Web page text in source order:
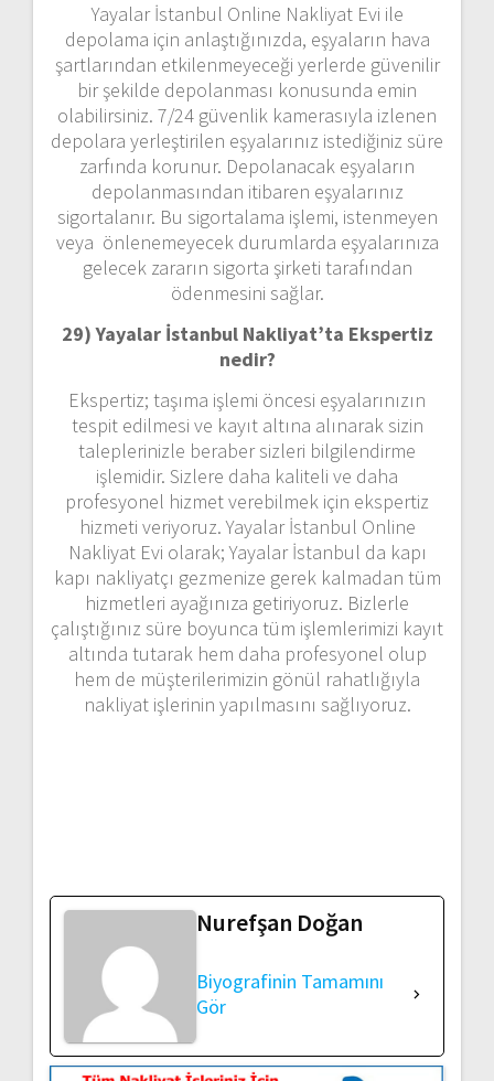
Yayalar İstanbul Online Nakliyat Evi ile
depolama için anlaştığınızda, eşyaların hava
şartlarından etkilenmeyeceği yerlerde güvenilir
bir şekilde depolanması konusunda emin
olabilirsiniz. 7/24 güvenlik kamerasıyla izlenen
depolara yerleştirilen eşyalarınız istediğiniz süre
zarfında korunur. Depolanacak eşyaların
depolanmasından itibaren eşyalarınız
sigortalanır. Bu sigortalama işlemi, istenmeyen
veya önlenemeyecek durumlarda eşyalarınıza
gelecek zararın sigorta şirketi tarafından
ödenmesini sağlar.
29) Yayalar İstanbul Nakliyat’ta Ekspertiz
nedir?
Ekspertiz; taşıma işlemi öncesi eşyalarınızın
tespit edilmesi ve kayıt altına alınarak sizin
taleplerinizle beraber sizleri bilgilendirme
işlemidir. Sizlere daha kaliteli ve daha
profesyonel hizmet verebilmek için ekspertiz
hizmeti veriyoruz. Yayalar İstanbul Online
Nakliyat Evi olarak; Yayalar İstanbul da kapı
kapı nakliyatçı gezmenize gerek kalmadan tüm
hizmetleri ayağınıza getiriyoruz. Bizlerle
çalıştığınız süre boyunca tüm işlemlerimizi kayıt
altında tutarak hem daha profesyonel olup
hem de müşterilerimizin gönül rahatlığıyla
nakliyat işlerinin yapılmasını sağlıyoruz.
Nurefşan Doğan
Biyografinin Tamamını
Gör